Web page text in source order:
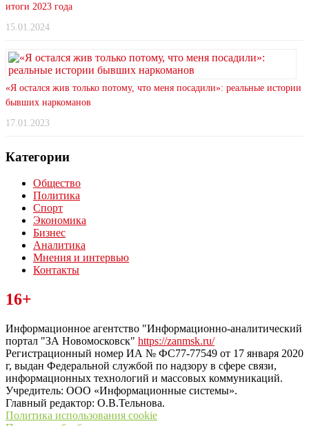
итоги 2023 года
15.01.2024
«Я остался жив только потому, что меня посадили»: реальные истории
бывших наркоманов
17.01.2023
Категории
Общество
Политика
Спорт
Экономика
Бизнес
Аналитика
Мнения и интервью
Контакты
Читайте последние новости дня в Тульской области на сайте
“ЗаНовомосковск”
16+
Информационное агентство "Информационно-аналитический
портал "ЗА Новомосковск" https://zanmsk.ru/
Регистрационный номер ИА № ФС77-77549 от 17 января 2020
г, выдан Федеральной службой по надзору в сфере связи,
информационных технологий и массовых коммуникаций.
Учредитель: ООО «Информационные системы».
Главный редактор: О.В.Тельнова.
Политика использования cookie